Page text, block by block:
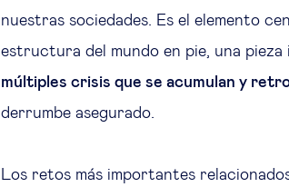
nuestras sociedades. Es el elemento
estructura del mundo en pie, una
múltiples crisis que se acumulan y
derrumbe asegurado.
Los retos más importantes